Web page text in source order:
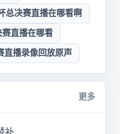
总决赛直播在哪看啊
直播在哪看
直播录像回放原声
更多
补